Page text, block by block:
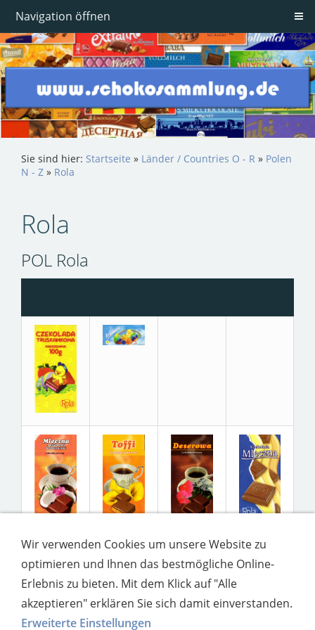
Navigation öffnen
Sie sind hier: Startseite » Länder / Countries O - R » Polen
N - Z » Rola
Rola
POL Rola
Wir verwenden Cookies um unsere Website zu
optimieren und Ihnen das bestmögliche Online-
Erlebnis zu bieten. Mit dem Klick auf "Alle
akzeptieren" erklären Sie sich damit einverstanden.
Erweiterte Einstellungen